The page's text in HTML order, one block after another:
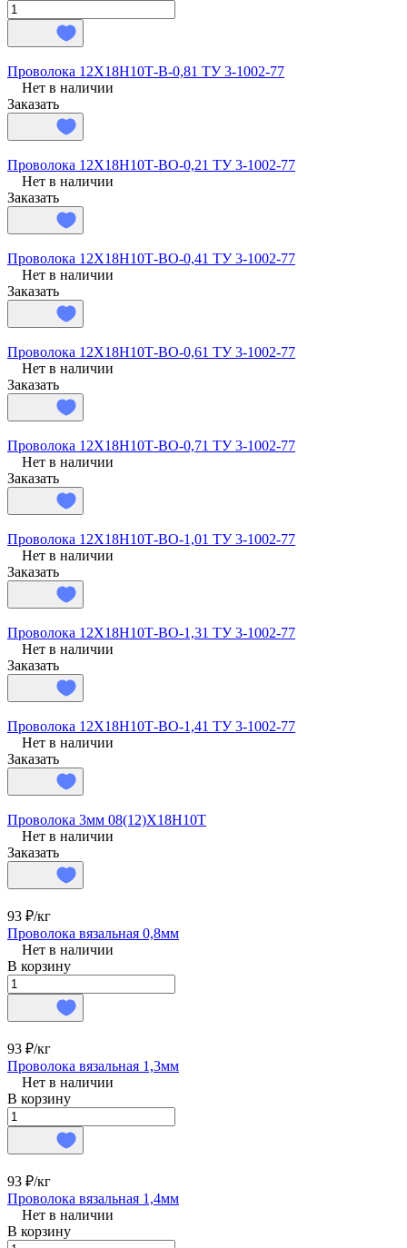
Проволока 12Х18Н10Т-В-0,81 ТУ 3-1002-77
Нет в наличии
Заказать
Проволока 12Х18Н10Т-ВО-0,21 ТУ 3-1002-77
Нет в наличии
Заказать
Проволока 12Х18Н10Т-ВО-0,41 ТУ 3-1002-77
Нет в наличии
Заказать
Проволока 12Х18Н10Т-ВО-0,61 ТУ 3-1002-77
Нет в наличии
Заказать
Проволока 12Х18Н10Т-ВО-0,71 ТУ 3-1002-77
Нет в наличии
Заказать
Проволока 12Х18Н10Т-ВО-1,01 ТУ 3-1002-77
Нет в наличии
Заказать
Проволока 12Х18Н10Т-ВО-1,31 ТУ 3-1002-77
Нет в наличии
Заказать
Проволока 12Х18Н10Т-ВО-1,41 ТУ 3-1002-77
Нет в наличии
Заказать
Проволока 3мм 08(12)Х18Н10Т
Нет в наличии
Заказать
93 ₽/кг
Проволока вязальная 0,8мм
Нет в наличии
В корзину
93 ₽/кг
Проволока вязальная 1,3мм
Нет в наличии
В корзину
93 ₽/кг
Проволока вязальная 1,4мм
Нет в наличии
В корзину